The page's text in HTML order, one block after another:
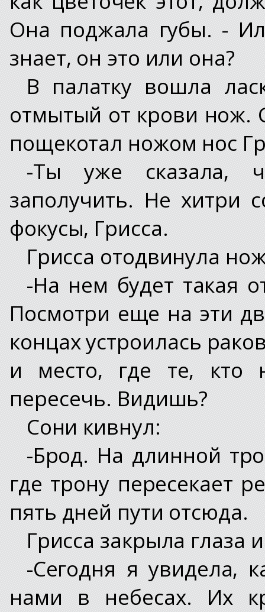
Она поджала губы. -
знает, он это или она?
В палатку вошла
отмытый от крови нож.
пощекотал ножом нос
-Ты уже сказала,
заполучить. Не хитри
фокусы, Грисса.
Грисса отодвинула
-На нем будет такая
Посмотри еще на эти
концах устроилась
и место, где те, кто
пересечь. Видишь?
Сони кивнул:
-Брод. На длинной
где трону пересекает
пять дней пути отсюда.
Грисса закрыла глаза
-Сегодня я увидела,
нами в небесах. Их